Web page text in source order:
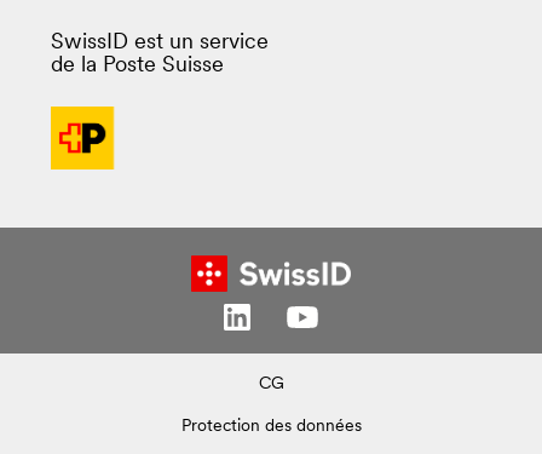
SwissID est un service
de la Poste Suisse
CG
Protection des données